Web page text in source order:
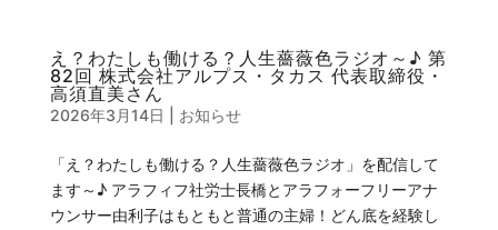
え？わたしも働ける？人生薔薇色ラジオ～♪ 第
82回 株式会社アルプス・タカス 代表取締役・
高須直美さん
2026年3月14日 お知らせ
「え？わたしも働ける？人生薔薇色ラジオ」を配信して
ます～♪ アラフィフ社労士長橋とアラフォーフリーアナ
ウンサー由利子はもともと普通の主婦！どん底を経験し